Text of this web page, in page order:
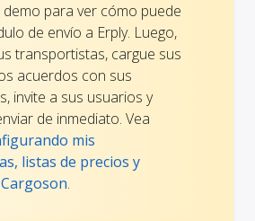
para ver cómo puede
de envío a Erply. Luego,
transportistas, cargue sus
acuerdos con sus
invite a sus usuarios y
de inmediato. Vea
mis
listas de precios y
.